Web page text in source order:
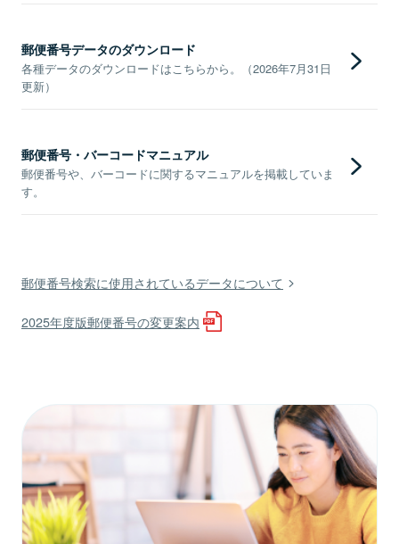
郵便番号データのダウンロード
各種データのダウンロードはこちらから。（2026年7月31日
更新）
郵便番号・バーコードマニュアル
郵便番号や、バーコードに関するマニュアルを掲載していま
す。
郵便番号検索に使用されているデータについて
2025年度版郵便番号の変更案内